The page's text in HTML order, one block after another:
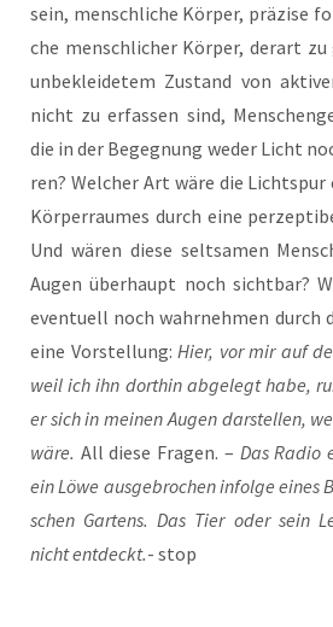
sein, mensch­li­che Kör­per, prä­zi­se
che mensch­li­cher Kör­per, der­art
unbe­klei­de­tem Zustand von
nicht zu erfas­sen sind,
die in der Begeg­nung weder Licht
ren? Wel­cher Art wäre die
Kör­per­rau­mes durch eine
Und wären die­se selt­sa­men
Augen über­haupt noch sicht­bar?
even­tu­ell noch wahr­neh­men durch
eine Vor­stel­lung: Hier, vor mir auf
weil ich ihn dort­hin abge­legt habe,
er sich in mei­nen Augen dar­stel­len,
wäre. All die­se Fra­gen. – Das Radio
ein Löwe aus­ge­bro­chen infol­ge eines
schen Gar­tens. Das Tier oder sein
nicht ent­deckt.- stop